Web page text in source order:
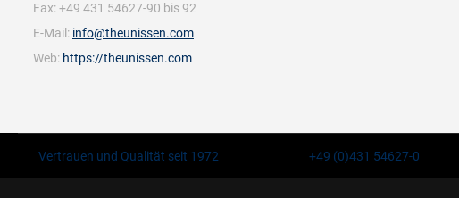
Fax: +49 431 54627-90 bis 92
E-Mail: info@theunissen.com
Web: https://theunissen.com
Vertrauen und Qualität seit 1972 +49 (0)431 54627-0